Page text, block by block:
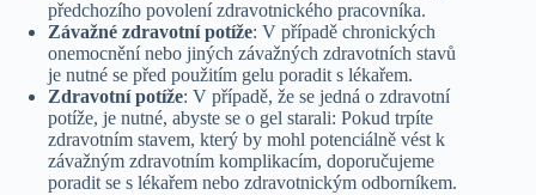
předchozího povolení zdravotnického pracovníka.
Závažné zdravotní potíže: V případě chronických
onemocnění nebo jiných závažných zdravotních stavů
je nutné se před použitím gelu poradit s lékařem.
Zdravotní potíže: V případě, že se jedná o zdravotní
potíže, je nutné, abyste se o gel starali: Pokud trpíte
zdravotním stavem, který by mohl potenciálně vést k
závažným zdravotním komplikacím, doporučujeme
poradit se s lékařem nebo zdravotnickým odborníkem.